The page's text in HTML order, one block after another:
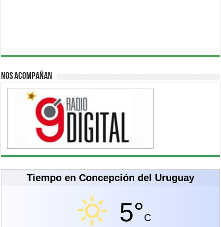
Nos acompañan
Tiempo en Concepción del Uruguay
5°C